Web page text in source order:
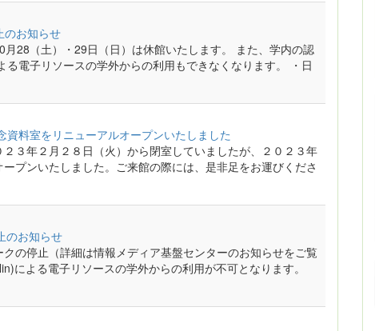
のお知らせ
28（土）・29日（日）は休館いたします。 また、学内の認
電子リソースの学外からの利用もできなくなります。 ・日
資料室をリニューアルオープンいたしました
３年２月２８日（火）から閉室していましたが、２０２３年
プンいたしました。ご来館の際には、是非足をお運びくださ
のお知らせ
の停止（詳細は情報メディア基盤センターのお知らせをご覧
による電子リソースの学外からの利用が不可となります。